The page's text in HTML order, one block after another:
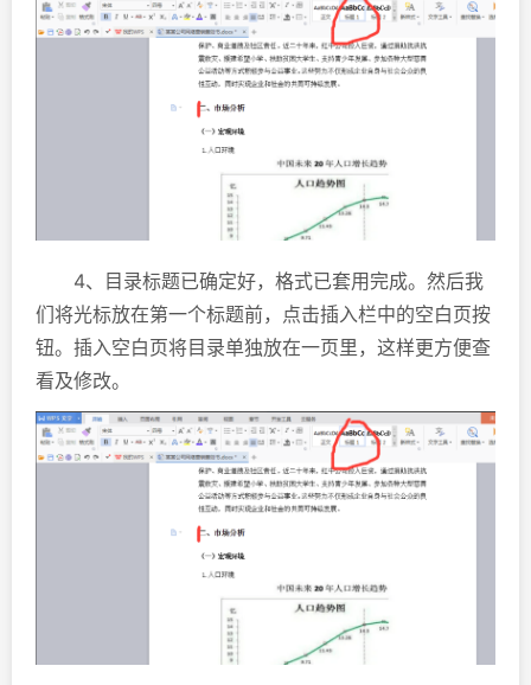
4、目录标题已确定好，格式已套用完成。然后我
们将光标放在第一个标题前，点击插入栏中的空白页按
钮。插入空白页将目录单独放在一页里，这样更方便查
看及修改。